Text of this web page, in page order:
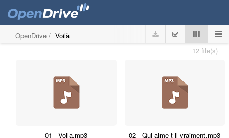
OpenDrive / Voilà
12 file(s)
01 - Voila.mp3
02 - Qui aime-t-il vraiment.mp3